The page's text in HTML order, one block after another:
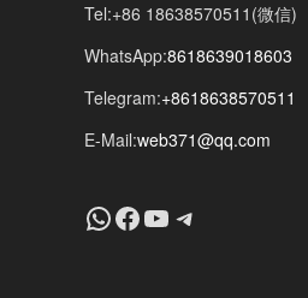
Tel:+86 18638570511(微信)
WhatsApp:8618639018603
Telegram:+8618638570511
E-Mail:web371@qq.com
+8618639018603
Facebook
YouTube
Telegram